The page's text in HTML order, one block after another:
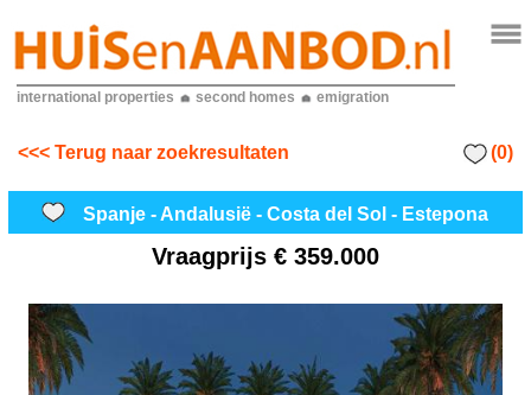
international properties second homes emigration
<<< Terug naar zoekresultaten (0)
Spanje - Andalusië - Costa del Sol - Estepona
Vraagprijs € 359.000